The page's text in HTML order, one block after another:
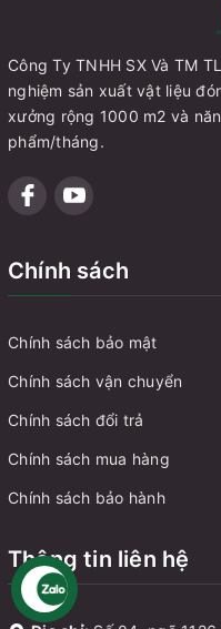
Công Ty TNHH SX Và TM
nghiệm sản xuất vật liệu
xưởng rộng 1000 m2 và
phẩm/tháng.
Chính sách
Chính sách bảo mật
Chính sách vận chuyển
Chính sách đổi trả
Chính sách mua hàng
Chính sách bảo hành
Thông tin liên hệ